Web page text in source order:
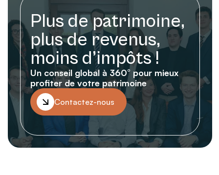
Plus de patrimoine,
plus de revenus,
moins d’impôts !
Un conseil global à 360° pour mieux
profiter de votre patrimoine
Contactez-nous